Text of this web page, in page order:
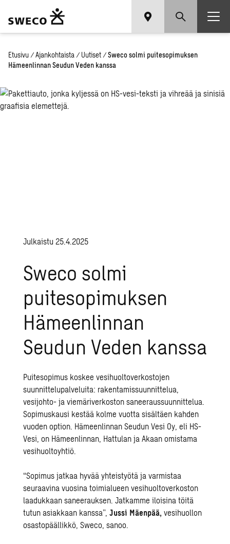
Etusivu / Ajankohtaista / Uutiset / Sweco solmi puitesopimuksen
Hämeenlinnan Seudun Veden kanssa
Julkaistu 25.4.2025
Sweco solmi
puitesopimuksen
Hämeenlinnan
Seudun Veden kanssa
Puitesopimus koskee vesihuoltoverkostojen
suunnittelupalveluita: rakentamissuunnittelua,
vesijohto- ja viemäriverkoston saneeraussuunnittelua.
Sopimuskausi kestää kolme vuotta sisältäen kahden
vuoden option. Hämeenlinnan Seudun Vesi Oy, eli HS-
Vesi, on Hämeenlinnan, Hattulan ja Akaan omistama
vesihuoltoyhtiö.
“Sopimus jatkaa hyvää yhteistyötä ja varmistaa
seuraavina vuosina toimialueen vesihuoltoverkoston
laadukkaan saneerauksen. Jatkamme iloisina töitä
tutun asiakkaan kanssa”,Jussi Mäenpää,vesihuollon
osastopäällikkö, Sweco, sanoo.